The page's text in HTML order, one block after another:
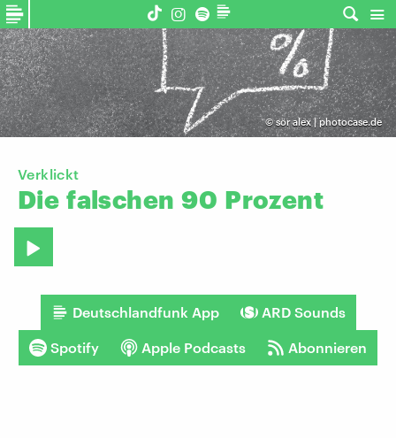
©sör alex | photocase.de
Verklickt
Die falschen 90 Prozent
Deutschlandfunk App ARD Sounds
Spotify Apple Podcasts Abonnieren